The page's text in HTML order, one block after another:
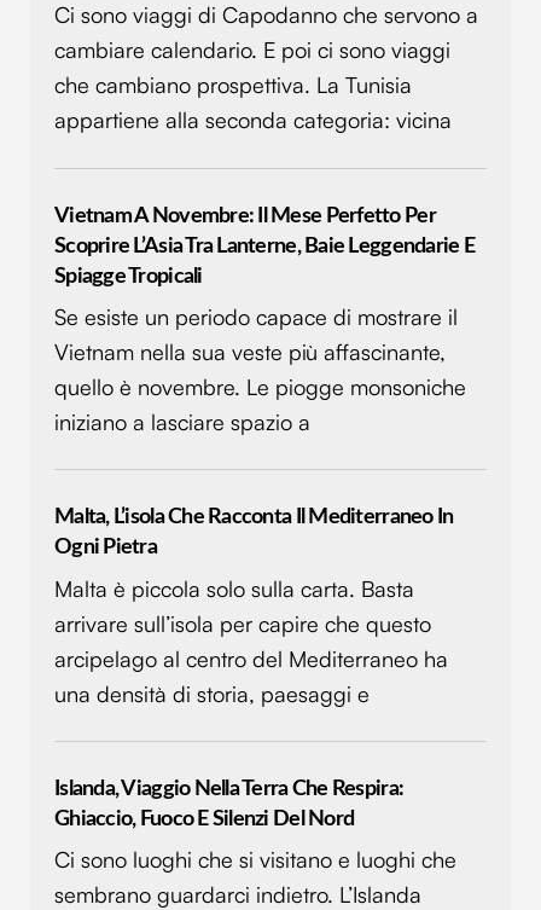
Ci sono viaggi di Capodanno che servono a
cambiare calendario. E poi ci sono viaggi
che cambiano prospettiva. La Tunisia
appartiene alla seconda categoria: vicina
Vietnam A Novembre: Il Mese Perfetto Per
Scoprire L’Asia Tra Lanterne, Baie Leggendarie E
Spiagge Tropicali
Se esiste un periodo capace di mostrare il
Vietnam nella sua veste più affascinante,
quello è novembre. Le piogge monsoniche
iniziano a lasciare spazio a
Malta, L’isola Che Racconta Il Mediterraneo In
Ogni Pietra
Malta è piccola solo sulla carta. Basta
arrivare sull’isola per capire che questo
arcipelago al centro del Mediterraneo ha
una densità di storia, paesaggi e
Islanda, Viaggio Nella Terra Che Respira:
Ghiaccio, Fuoco E Silenzi Del Nord
Ci sono luoghi che si visitano e luoghi che
sembrano guardarci indietro. L’Islanda